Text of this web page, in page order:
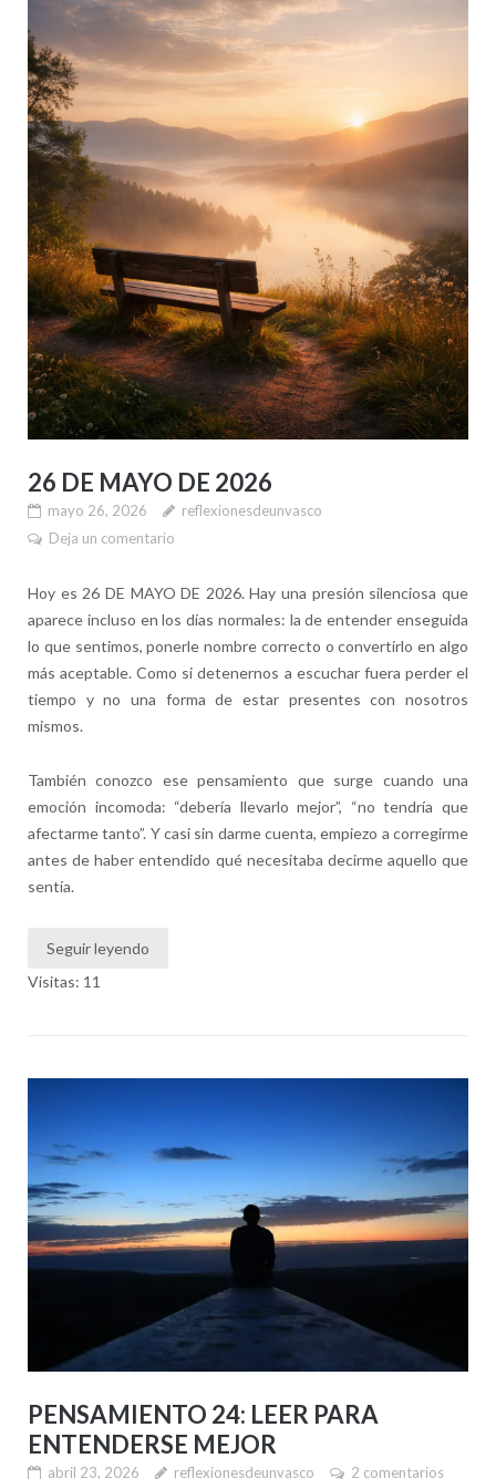
26 DE MAYO DE 2026
mayo 26, 2026
reflexionesdeunvasco
Deja un comentario
Hoy es 26 DE MAYO DE 2026. Hay una presión silenciosa que
aparece incluso en los días normales: la de entender enseguida
lo que sentimos, ponerle nombre correcto o convertirlo en algo
más aceptable. Como si detenernos a escuchar fuera perder el
tiempo y no una forma de estar presentes con nosotros
mismos.
También conozco ese pensamiento que surge cuando una
emoción incomoda: “debería llevarlo mejor”, “no tendría que
afectarme tanto”. Y casi sin darme cuenta, empiezo a corregirme
antes de haber entendido qué necesitaba decirme aquello que
sentía.
Seguir leyendo
Visitas: 11
PENSAMIENTO 24: LEER PARA
ENTENDERSE MEJOR
abril 23, 2026 reflexionesdeunvasco 2 comentarios